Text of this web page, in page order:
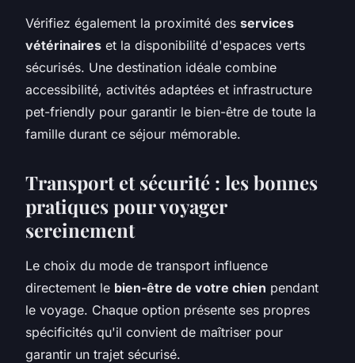
Vérifiez également la proximité des services
vétérinaires et la disponibilité d'espaces verts
sécurisés. Une destination idéale combine
accessibilité, activités adaptées et infrastructure
pet-friendly pour garantir le bien-être de toute la
famille durant ce séjour mémorable.
Transport et sécurité : les bonnes
pratiques pour voyager
sereinement
Le choix du mode de transport influence
directement le bien-être de votre chien pendant
le voyage. Chaque option présente ses propres
spécificités qu'il convient de maîtriser pour
garantir un trajet sécurisé.